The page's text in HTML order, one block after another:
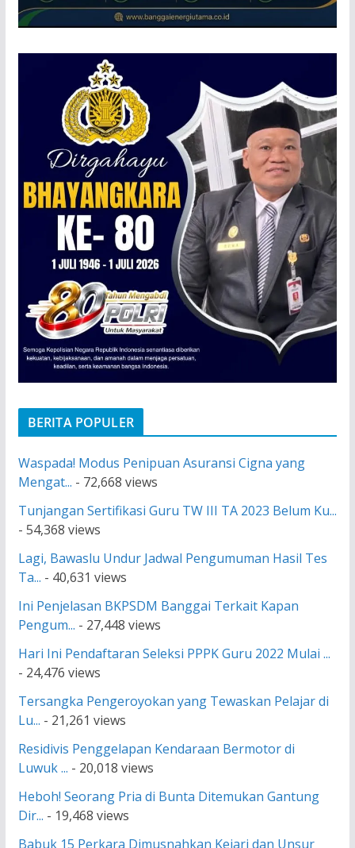
BERITA POPULER
Waspada! Modus Penipuan Asuransi Cigna yang
Mengat... - 72,668 views
Tunjangan Sertifikasi Guru TW III TA 2023 Belum Ku...
- 54,368 views
Lagi, Bawaslu Undur Jadwal Pengumuman Hasil Tes
Ta... - 40,631 views
Ini Penjelasan BKPSDM Banggai Terkait Kapan
Pengum... - 27,448 views
Hari Ini Pendaftaran Seleksi PPPK Guru 2022 Mulai ...
- 24,476 views
Tersangka Pengeroyokan yang Tewaskan Pelajar di
Lu... - 21,261 views
Residivis Penggelapan Kendaraan Bermotor di
Luwuk ... - 20,018 views
Heboh! Seorang Pria di Bunta Ditemukan Gantung
Dir... - 19,468 views
Babuk 15 Perkara Dimusnahkan Kejari dan Unsur